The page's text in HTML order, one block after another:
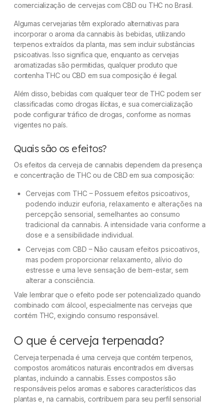
comercialização de cervejas com CBD ou THC no Brasil.
Algumas cervejarias têm explorado alternativas para
incorporar o aroma da cannabis às bebidas, utilizando
terpenos extraídos da planta, mas sem incluir substâncias
psicoativas. Isso significa que, enquanto as cervejas
aromatizadas são permitidas, qualquer produto que
contenha THC ou CBD em sua composição é ilegal.
Além disso, bebidas com qualquer teor de THC podem ser
classificadas como drogas ilícitas, e sua comercialização
pode configurar tráfico de drogas, conforme as normas
vigentes no país.
Quais são os efeitos?
Os efeitos da cerveja de cannabis dependem da presença
e concentração de THC ou de CBD em sua composição:
Cervejas com THC – Possuem efeitos psicoativos,
podendo induzir euforia, relaxamento e alterações na
percepção sensorial, semelhantes ao consumo
tradicional da cannabis. A intensidade varia conforme a
dose e a sensibilidade individual.
Cervejas com CBD – Não causam efeitos psicoativos,
mas podem proporcionar relaxamento, alívio do
estresse e uma leve sensação de bem-estar, sem
alterar a consciência.
Vale lembrar que o efeito pode ser potencializado quando
combinado com álcool, especialmente nas cervejas que
contém THC, exigindo consumo responsável.
O que é cerveja terpenada?
Cerveja terpenada é uma cerveja que contém terpenos,
compostos aromáticos naturais encontrados em diversas
plantas, incluindo a cannabis. Esses compostos são
responsáveis pelos aromas e sabores característicos das
plantas e, na cannabis, contribuem para seu perfil sensorial